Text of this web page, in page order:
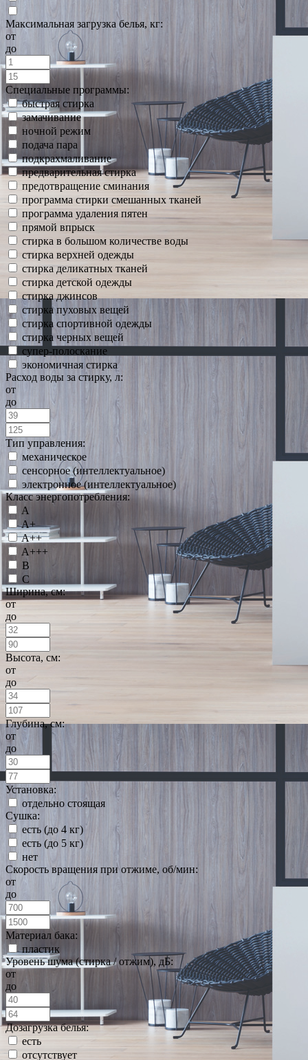
Максимальная загрузка белья, кг:
от
до
Специальные программы:
быстрая стирка
замачивание
ночной режим
подача пара
подкрахмаливание
предварительная стирка
предотвращение сминания
программа стирки смешанных тканей
программа удаления пятен
прямой впрыск
стирка в большом количестве воды
стирка верхней одежды
стирка деликатных тканей
стирка детской одежды
стирка джинсов
стирка пуховых вещей
стирка спортивной одежды
стирка черных вещей
супер-полоскание
экономичная стирка
Расход воды за стирку, л:
от
до
Тип управления:
механическое
сенсорное (интеллектуальное)
электронное (интеллектуальное)
Класс энергопотребления:
A
A+
A++
A+++
B
C
Ширина, см:
от
до
Высота, см:
от
до
Глубина, см:
от
до
Установка:
отдельно стоящая
Сушка:
есть (до 4 кг)
есть (до 5 кг)
нет
Скорость вращения при отжиме, об/мин:
от
до
Материал бака:
пластик
Уровень шума (стирка / отжим), дБ:
от
до
Дозагрузка белья:
есть
отсутствует